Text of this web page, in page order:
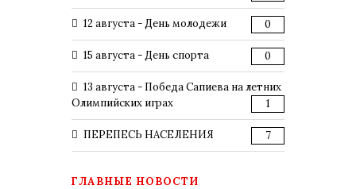
12 августа - День молодежи 0
15 августа - День спорта 0
13 августа - Победа Сапиева на летних
Олимпийских играх
1
ПЕРЕПЕСЬ НАСЕЛЕНИЯ 7
ГЛАВНЫЕ НОВОСТИ